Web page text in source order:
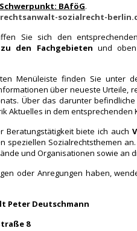
BAföG.
sozialrecht-
Sie sich den
den Fachgebieten und
Menüleiste finden Sie unter
über neueste Urteile,
Über das darunter
Aktuelles in dem entsprechenden
Beratungstätigkeit biete ich auch
speziellen Sozialrechtsthemen
und Organisationen sowie an
oder Anregungen haben,
Peter Deutschmann
8